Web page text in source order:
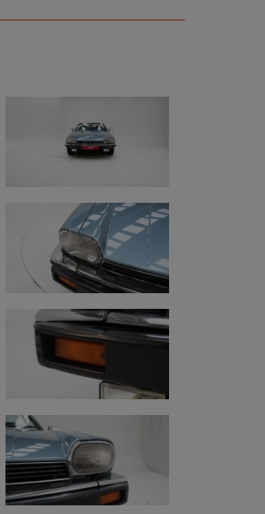
con segni d’uso
sinistro
sinistra
stato originale
anteriore sinistro
pinza del freno
durare ancora alcuni
di utilizzo; tappeti in
leggibile (firewall);